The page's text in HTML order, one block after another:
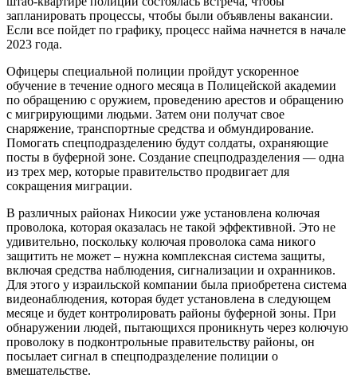
запланировать процессы, чтобы были объявлены вакансии.
Если все пойдет по графику, процесс найма начнется в начале
2023 года.
Офицеры специальной полиции пройдут ускоренное
обучение в течение одного месяца в Полицейской академии
по обращению с оружием, проведению арестов и обращению
с мигрирующими людьми. Затем они получат свое
снаряжение, транспортные средства и обмундирование.
Помогать спецподразделению будут солдаты, охраняющие
посты в буферной зоне. Создание спецподразделения — одна
из трех мер, которые правительство продвигает для
сокращения миграции.
В различных районах Никосии уже установлена колючая
проволока, которая оказалась не такой эффективной. Это не
удивительно, поскольку колючая проволока сама никого
защитить не может – нужна комплексная система защиты,
включая средства наблюдения, сигнализации и охранников.
Для этого у израильской компании была приобретена система
видеонаблюдения, которая будет установлена в следующем
месяце и будет контролировать районы буферной зоны. При
обнаружении людей, пытающихся проникнуть через колючую
проволоку в подконтрольные правительству районы, он
посылает сигнал в спецподразделение полиции о
вмешательстве.